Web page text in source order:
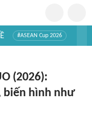
#ASEAN Cup 2026
(2026):
biến hình như